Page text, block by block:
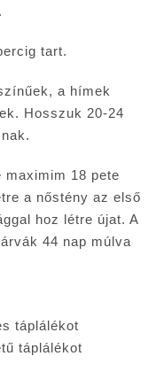
tart.
a hímek
Hosszuk 20-24
maximim 18 pete
a nőstény az első
hoz létre újat. A
44 nap múlva
táplálékot
táplálékot